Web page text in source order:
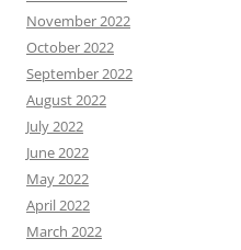
November 2022
October 2022
September 2022
August 2022
July 2022
June 2022
May 2022
April 2022
March 2022